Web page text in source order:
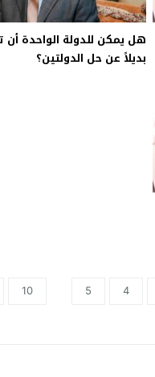
هل يمكن للدولة الواحدة أن
بديلاً عن حل الدولتين؟
4
5
10